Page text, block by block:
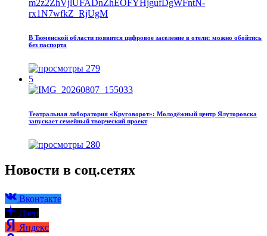
В Тюменской области появится цифровое заселение в отели: можно обойтись
без паспорта
279
5
Театральная лаборатория «Круговорот»: Молодёжный центр Ялуторовска
запускает семейный творческий проект
280
Новости в соц.сетях
Вконтакте
Дзен
Яндекс